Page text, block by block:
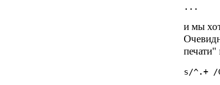
...
и мы
печати"
s/^.+ /